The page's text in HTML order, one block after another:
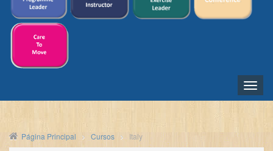
Toggle
Página Principal Cursos Italy